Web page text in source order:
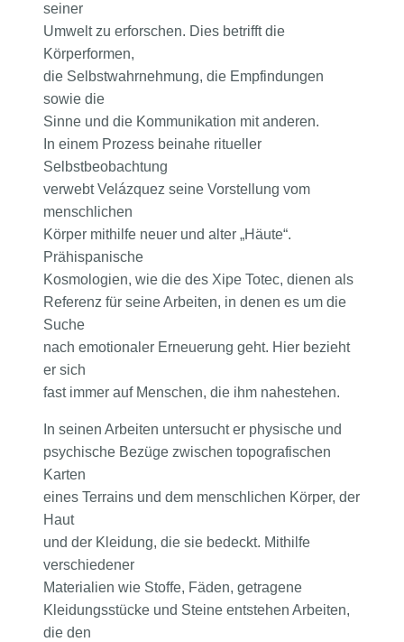
seiner
Umwelt zu erforschen. Dies betrifft die
Körperformen,
die Selbstwahrnehmung, die Empfindungen
sowie die
Sinne und die Kommunikation mit anderen.
In einem Prozess beinahe ritueller
Selbstbeobachtung
verwebt Velázquez seine Vorstellung vom
menschlichen
Körper mithilfe neuer und alter „Häute“.
Prähispanische
Kosmologien, wie die des Xipe Totec, dienen als
Referenz für seine Arbeiten, in denen es um die
Suche
nach emotionaler Erneuerung geht. Hier bezieht
er sich
fast immer auf Menschen, die ihm nahestehen.
In seinen Arbeiten untersucht er physische und
psychische Bezüge zwischen topografischen
Karten
eines Terrains und dem menschlichen Körper, der
Haut
und der Kleidung, die sie bedeckt. Mithilfe
verschiedener
Materialien wie Stoffe, Fäden, getragene
Kleidungsstücke und Steine entstehen Arbeiten,
die den